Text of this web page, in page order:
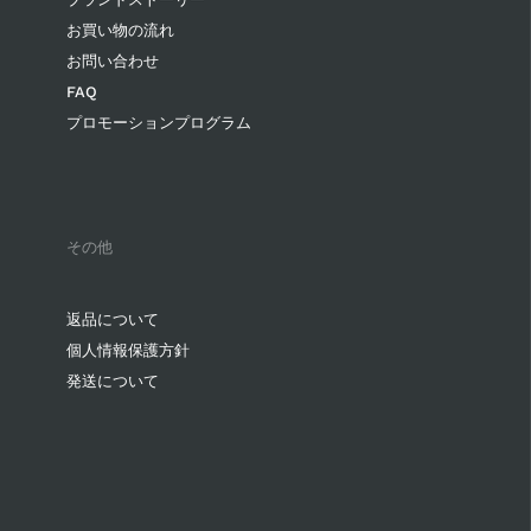
お買い物の流れ
お問い合わせ
FAQ
プロモーションプログラム
その他
返品について
個人情報保護方針
発送について